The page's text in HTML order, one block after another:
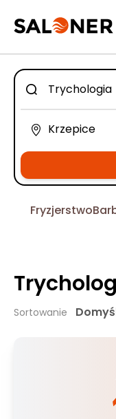
Fryzjerstwo
Sortowanie